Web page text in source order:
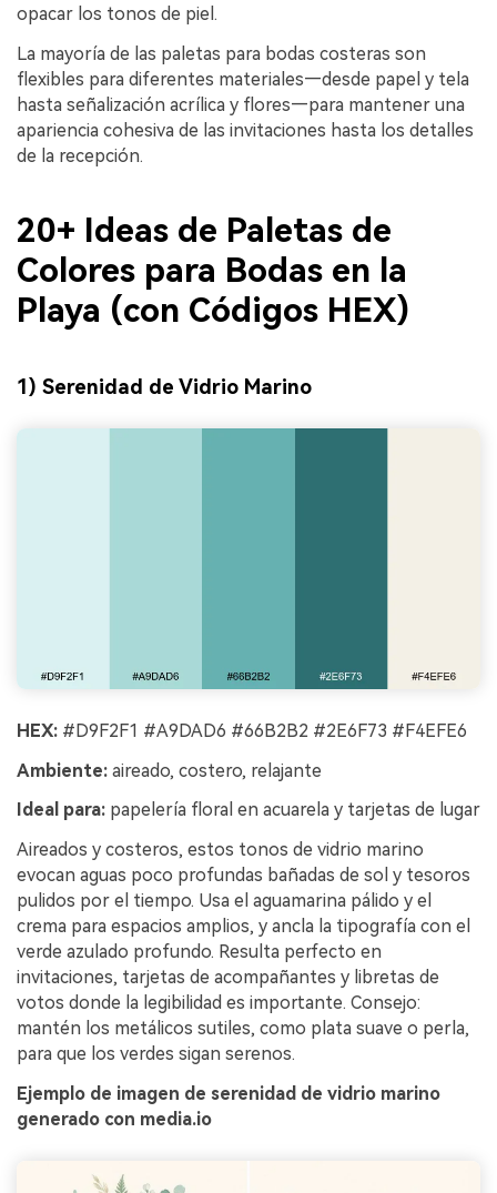
opacar los tonos de piel.
La mayoría de las paletas para bodas costeras son
flexibles para diferentes materiales—desde papel y tela
hasta señalización acrílica y flores—para mantener una
apariencia cohesiva de las invitaciones hasta los detalles
de la recepción.
20+ Ideas de Paletas de
Colores para Bodas en la
Playa (con Códigos HEX)
1) Serenidad de Vidrio Marino
HEX: #D9F2F1 #A9DAD6 #66B2B2 #2E6F73 #F4EFE6
Ambiente: aireado, costero, relajante
Ideal para: papelería floral en acuarela y tarjetas de lugar
Aireados y costeros, estos tonos de vidrio marino
evocan aguas poco profundas bañadas de sol y tesoros
pulidos por el tiempo. Usa el aguamarina pálido y el
crema para espacios amplios, y ancla la tipografía con el
verde azulado profundo. Resulta perfecto en
invitaciones, tarjetas de acompañantes y libretas de
votos donde la legibilidad es importante. Consejo:
mantén los metálicos sutiles, como plata suave o perla,
para que los verdes sigan serenos.
Ejemplo de imagen de serenidad de vidrio marino
generado con media.io